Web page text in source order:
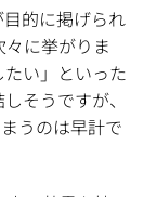
的に掲げられ
に挙がりま
い」といった
そうですが、
うのは早計で